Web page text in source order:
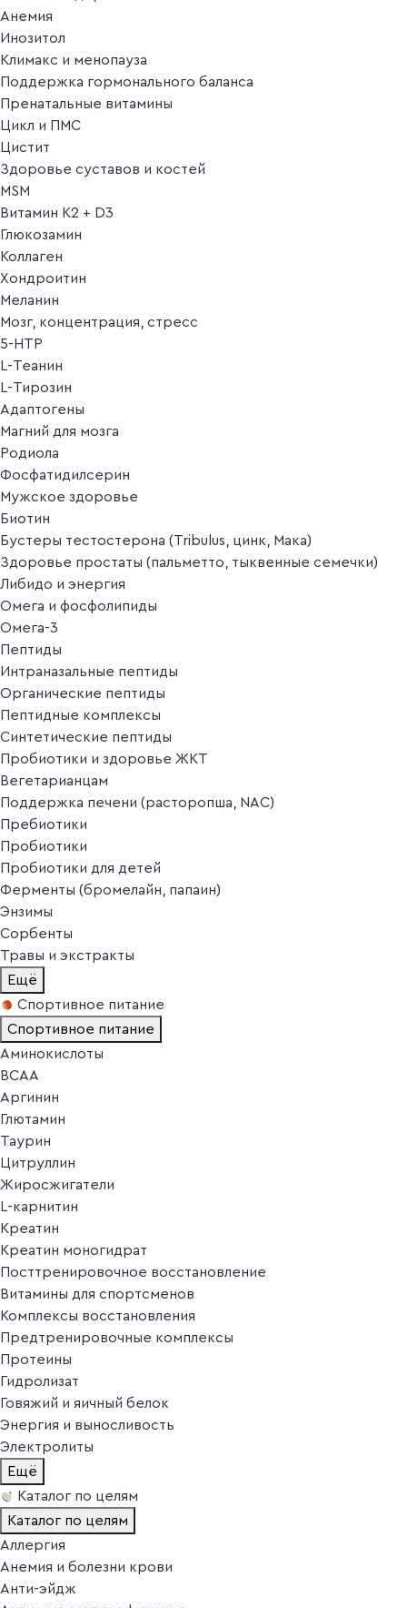
Анемия
Инозитол
Климакс и менопауза
Поддержка гормонального баланса
Пренатальные витамины
Цикл и ПМС
Цистит
Здоровье суставов и костей
MSM
Витамин K2 + D3
Глюкозамин
Коллаген
Хондроитин
Меланин
Мозг, концентрация, стресс
5-HTP
L-Теанин
L-Тирозин
Адаптогены
Магний для мозга
Родиола
Фосфатидилсерин
Мужское здоровье
Биотин
Бустеры тестостерона (Tribulus, цинк, Мака)
Здоровье простаты (пальметто, тыквенные семечки)
Либидо и энергия
Омега и фосфолипиды
Омега-3
Пептиды
Интраназальные пептиды
Органические пептиды
Пептидные комплексы
Синтетические пептиды
Пробиотики и здоровье ЖКТ
Вегетарианцам
Поддержка печени (расторопша, NAC)
Пребиотики
Пробиотики
Пробиотики для детей
Ферменты (бромелайн, папаин)
Энзимы
Сорбенты
Травы и экстракты
Ещё
Спортивное питание
Спортивное питание
Аминокислоты
BCAA
Аргинин
Глютамин
Таурин
Цитруллин
Жиросжигатели
L-карнитин
Креатин
Креатин моногидрат
Посттренировочное восстановление
Витамины для спортсменов
Комплексы восстановления
Предтренировочные комплексы
Протеины
Гидролизат
Говяжий и яичный белок
Энергия и выносливость
Электролиты
Ещё
Каталог по целям
Каталог по целям
Аллергия
Анемия и болезни крови
Анти-эйдж